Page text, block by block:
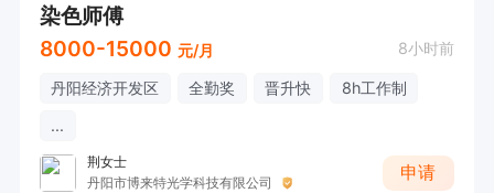
染色师傅
8000-15000 元/月 8小时前
丹阳经济开发区 全勤奖 晋升快
8h工作制
...
荆女士
丹阳市博来特光学科技有限公司
申请